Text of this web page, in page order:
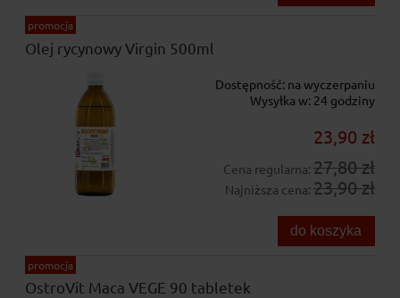
Olej rycynowy Virgin 500ml
Dostępność: na wyczerpaniu
Wysyłka w: 24 godziny
23,90 zł
Cena regularna: 27,80 zł
Najniższa cena: 23,90 zł
do koszyka
promocja
OstroVit Maca VEGE 90 tabletek
promocja